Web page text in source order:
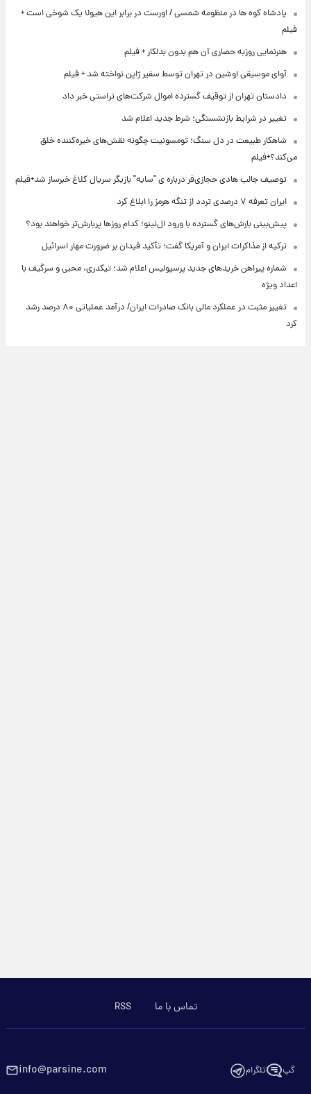
پادشاه کوه ها در منظومه شمسی / اورست در برابر این هیولا یک شوخی است +
فیلم
هنرنمایی روزبه حصاری آن هم بدون بدلکار + فیلم
آوای موسیقی اوشین در تهران توسط سفیر ژاپن نواخته شد + فیلم
دادستان تهران از توقیف گسترده اموال شرکت‌های تراستی خبر داد
تغییر در شرایط بازنشستگی؛ شرط جدید اعلام شد
شاهکار طبیعت در دل سنگ؛ تومسونیت چگونه نقش‌های خیره‌کننده خلق
می‌کند؟+فیلم
توصیف جالب هادی حجازی‌فر درباره ی "سایه" بازیگر سریال کلاغ خبرساز شد+فیلم
ایران تعرفه ۷ درصدی تردد از تنگه هرمز را ابلاغ کرد
پیش‌بینی بارش‌های گسترده با ورود ال‌نینو؛ کدام روزها پربارش‌تر خواهند بود؟
ترکیه از مذاکرات ایران و آمریکا گفت؛ تأکید فیدان بر ضرورت مهار اسرائیل
شماره پیراهن خریدهای جدید پرسپولیس اعلام شد؛ تیکدری، محبی و سرگیف با
اعداد ویژه
تغییر مثبت در عملکرد مالی بانک صادرات ایران/ درآمد عملیاتی ۸۰ درصد رشد
کرد
تماس با ما RSS
گپ تلگرام info@parsine.com